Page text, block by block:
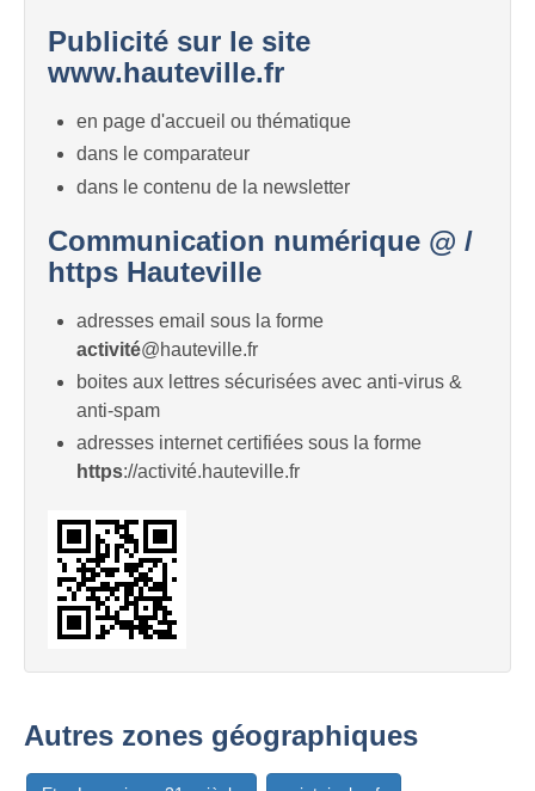
Publicité sur le site
www.hauteville.fr
en page d'accueil ou thématique
dans le comparateur
dans le contenu de la newsletter
Communication numérique @ /
https Hauteville
adresses email sous la forme
activité@hauteville.fr
boites aux lettres sécurisées avec anti-virus &
anti-spam
adresses internet certifiées sous la forme
https://activité.hauteville.fr
Autres zones géographiques